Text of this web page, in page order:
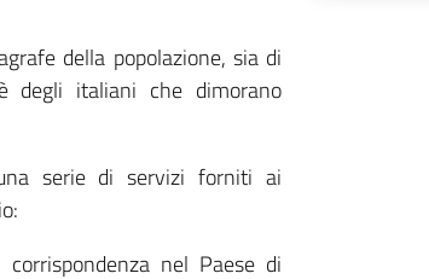
della popolazione, sia di
degli italiani che dimorano
serie di servizi forniti ai
nel Paese di